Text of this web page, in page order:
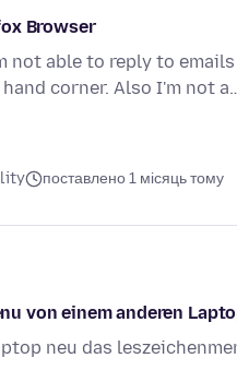
Browser
able to reply to
corner. Also I'm not
поставлено 1 місяць тому
von einem anderen
neu das